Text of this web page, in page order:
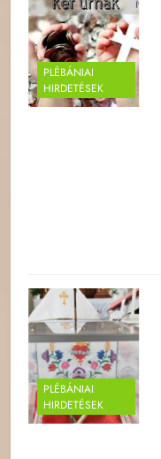
PLÉBÁNIAI
HIRDETÉSEK
PLÉBÁNIAI
HIRDETÉSEK